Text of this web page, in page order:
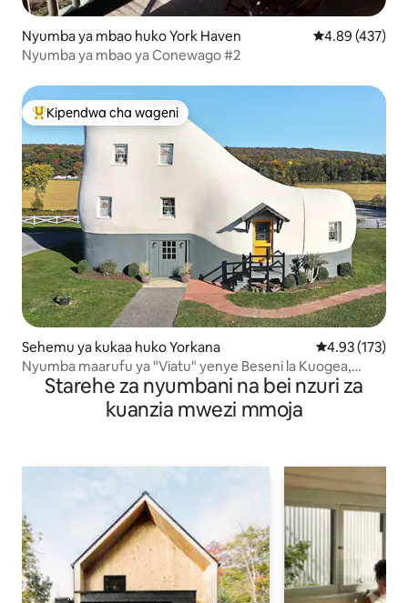
Nyumba ya mbao huko York Haven Ukadiriaji wa
4.89 (437)
Nyumba ya mbao ya Conewago #2
Kipendwa maarufu cha wageni
Kipendwa cha wageni
Sehemu ya kukaa huko Yorkana Ukadiriaji wa
4.93 (173)
Nyumba maarufu ya "Viatu" yenye Beseni la Kuogea,
Meko na Michezo ya Arcade!
Starehe za nyumbani na bei nzuri za
kuanzia mwezi mmoja